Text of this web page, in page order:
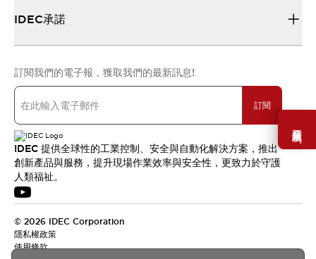
需要幫助嗎？
IDEC承諾
訂閱我們的電子報，獲取我們的最新訊息!
訂閱
IDEC 提供全球性的工業控制、安全與自動化解決方案，推出
創新產品與服務，提升現場作業效率與安全性，更致力於守護
人類福祉。
© 2026 IDEC Corporation
隱私權政策
使用條款